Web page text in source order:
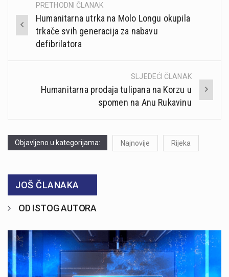
Post
navigation
PRETHODNI ČLANAK
Humanitarna utrka na Molo Longu okupila
trkače svih generacija za nabavu
defibrilatora
SLJEDEĆI ČLANAK
Humanitarna prodaja tulipana na Korzu u
spomen na Anu Rukavinu
Objavljeno u kategorijama: Najnovije Rijeka
JOŠ ČLANAKA
OD ISTOG AUTORA